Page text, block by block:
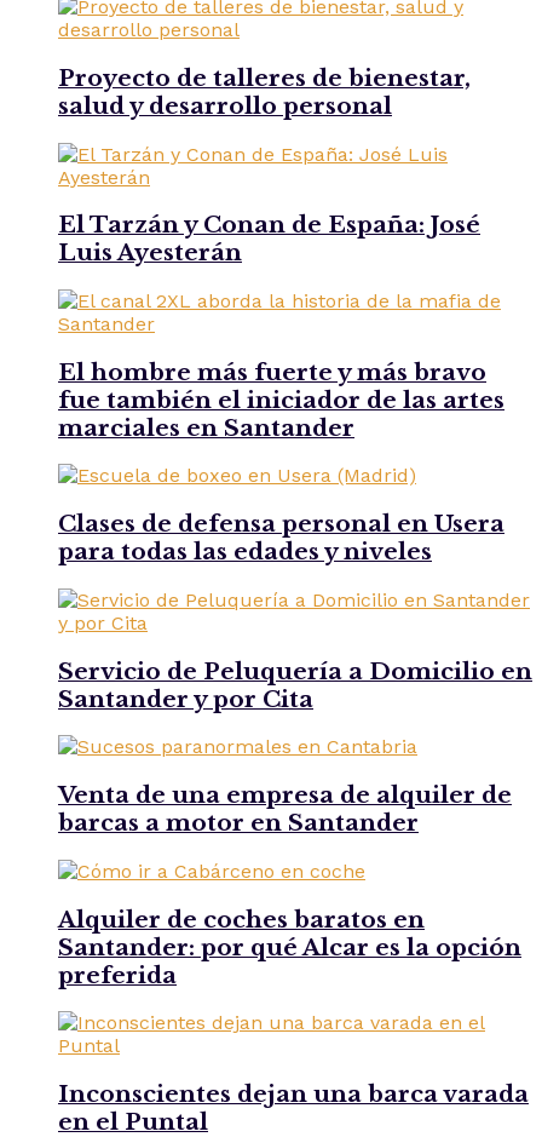
Proyecto de talleres de bienestar,
salud y desarrollo personal
El Tarzán y Conan de España: José
Luis Ayesterán
El hombre más fuerte y más bravo
fue también el iniciador de las artes
marciales en Santander
Clases de defensa personal en Usera
para todas las edades y niveles
Servicio de Peluquería a Domicilio en
Santander y por Cita
Venta de una empresa de alquiler de
barcas a motor en Santander
Alquiler de coches baratos en
Santander: por qué Alcar es la opción
preferida
Inconscientes dejan una barca varada
en el Puntal